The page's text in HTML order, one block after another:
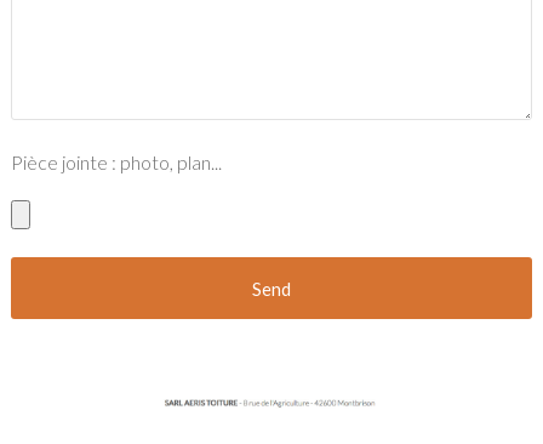
Pièce jointe : photo, plan...